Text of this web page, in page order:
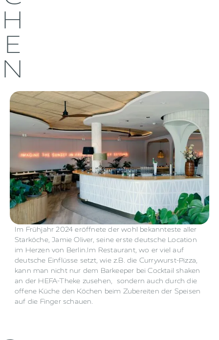
H
E
N
Im Frühjahr 2024 eröffnete der wohl bekannteste aller
Starköche, Jamie Oliver, seine erste deutsche Location
im Herzen von Berlin.Im Restaurant, wo er viel auf
deutsche Einflüsse setzt, wie z.B. die Currywurst-Pizza,
kann man nicht nur dem Barkeeper bei Cocktail shaken
an der HEFA-Theke zusehen, sondern auch durch die
offene Küche den Köchen beim Zubereiten der Speisen
auf die Finger schauen.